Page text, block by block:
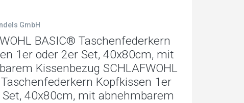
GmbH
BASIC® Taschenfederkern
1er oder 2er Set, 40x80cm, mit
Kissenbezug SCHLAFWOHL
Kopfkissen 1er
40x80cm, mit abnehmbarem